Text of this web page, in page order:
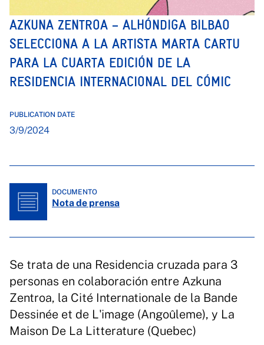
AZKUNA ZENTROA – ALHÓNDIGA BILBAO
SELECCIONA A LA ARTISTA MARTA CARTU
PARA LA CUARTA EDICIÓN DE LA
RESIDENCIA INTERNACIONAL DEL CÓMIC
PUBLICATION DATE
3/9/2024
DOCUMENTO
Nota de prensa
Se trata de una Residencia cruzada para 3
personas en colaboración entre Azkuna
Zentroa, la Cité Internationale de la Bande
Dessinée et de L'image (Angoûleme), y La
Maison De La Litterature (Quebec)